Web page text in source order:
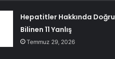
Hepatitler Hakkında Doğru
Bilinen 11 Yanlış
Temmuz 29, 2026